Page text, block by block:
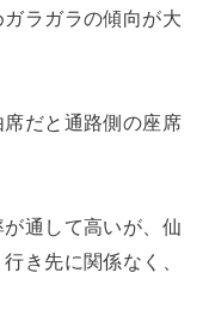
ラガラの傾向が大
だと通路側の座席
通して高いが、仙
き先に関係なく、